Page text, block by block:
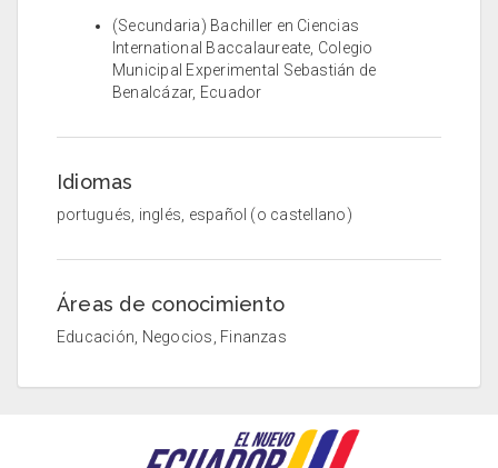
(Secundaria) Bachiller en Ciencias
International Baccalaureate, Colegio
Municipal Experimental Sebastián de
Benalcázar, Ecuador
Idiomas
portugués, inglés, español (o castellano)
Áreas de conocimiento
Educación, Negocios, Finanzas